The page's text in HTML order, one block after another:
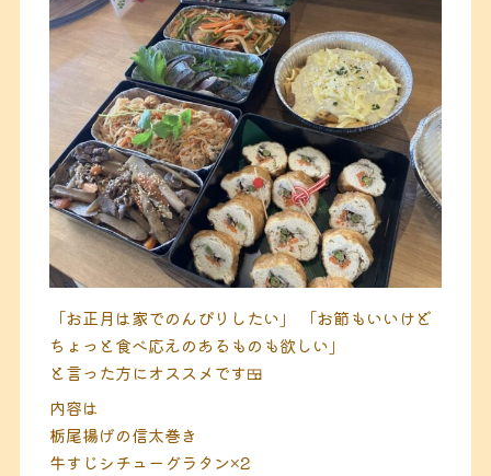
「お正月は家でのんびりしたい」
「お節もいいけど
ちょっと食べ応えのあるものも欲しい」
と言った方にオススメです🍱
内容は
栃尾揚げの信太巻き
牛すじシチューグラタン×2